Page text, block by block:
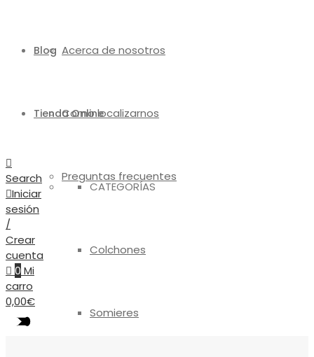
Acerca de nosotros
Como localizarnos
Preguntas frecuentes
Blog
Tienda Online
CATEGORÍAS
Colchones
Somieres
Search
Iniciar
sesión
/
Crear
cuenta
0 Mi
carro
0,00€